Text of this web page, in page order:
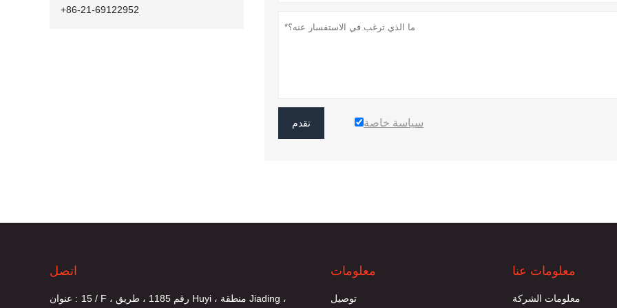
تقدم سياسة خاصة
+86-21-69122952
اتصل
عنوان : 15 / F ، رقم 1185 ، طريق Huyi ، منطقة Jiading ،
معلومات
توصيل
معلومات عنا
معلومات الشركة